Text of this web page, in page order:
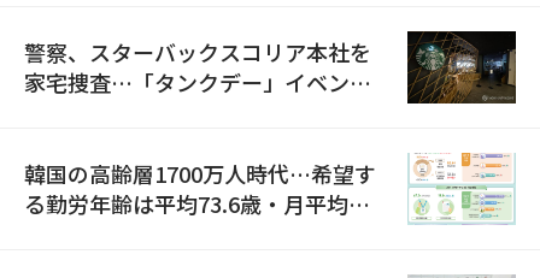
警察、スターバックスコリア本社を
家宅捜査…「タンクデー」イベント
韓国の高齢層1700万人時代…希望す
る勤労年齢は平均73.6歳・月平均賃